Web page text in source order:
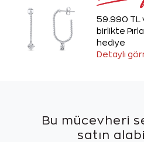
59.990 TL
birlikte
hediye
Detaylı
Bu mücevheri
satın